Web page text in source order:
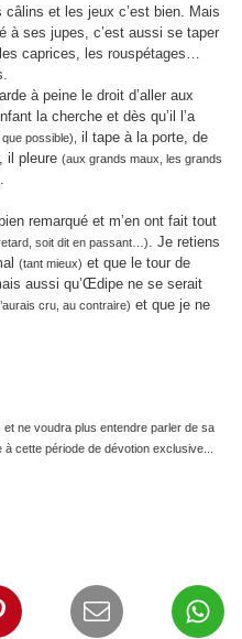
câlins et les jeux c’est bien. Mais
à ses jupes, c’est aussi se taper
caprices, les rouspétages…
à peine le droit d’aller aux
la cherche et dès qu’il l’a
possible),
il tape à la porte, de
il pleure (aux grands maux, les grands
remarqué et m’en ont fait tout
soit dit en passant…). Je retiens
(tant mieux) et que le tour de
aussi qu’Œdipe ne se serait
cru, au contraire) et que je ne
et ne voudra plus entendre parler de sa
cette période de dévotion exclusive...